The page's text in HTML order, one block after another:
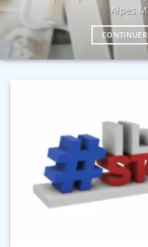
Alpes